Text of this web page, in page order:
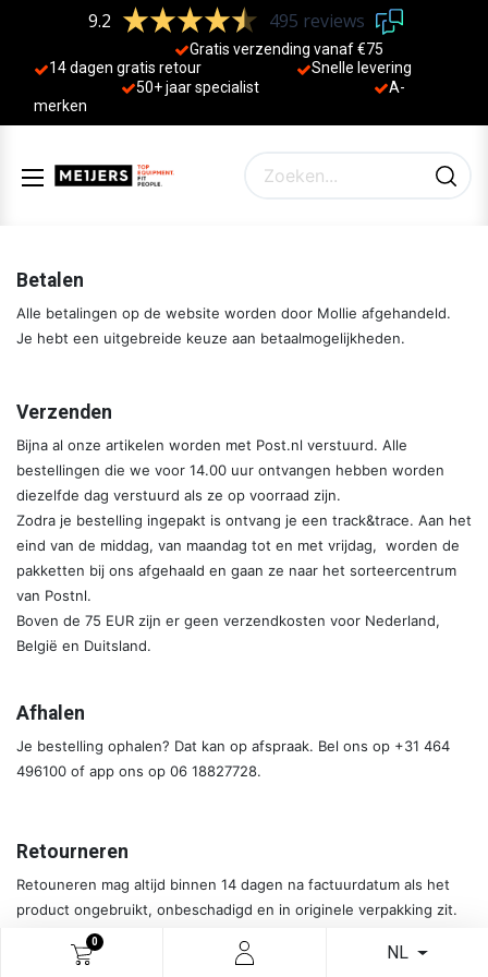
0
NL
9.2 495 reviews
Gratis verzending vanaf €75
14 dagen gratis retour
Sne lle levering
50+ jaar specialist
A-
merken
Beta​len
Alle betalingen op de website worden door Mollie afgehandeld.
Je hebt een uitgebreide keuze aan betaalmogelijkheden.
Verzenden
Bijna al onze artikelen worden met Post.nl verstuurd. Alle
bestellingen die we voor 14.00 uur ontvangen hebben worden
diezelfde dag verstuurd als ze op voorraad zijn.
Zodra je bestelling ingepakt is ontvang je een track&trace. Aan het
eind van de middag, van maandag tot en met vrijdag, worden de
pakketten bij ons afgehaald en gaan ze naar het sorteercentrum
van Postnl.
Boven de 75 EUR zijn er geen verzendkosten voor Nederland,
België en Duitsland.
Afhalen
Je bestelling ophalen? Dat kan op afspraak. Bel ons op +31 464
496100 of app ons op 06 18827728.
Retourneren
Retouneren mag altijd binnen 14 dagen na factuurdatum als het
product ongebruikt, onbeschadigd en in originele verpakking zit.
Neem even contact met ons op zodat we je een etiket kunnen
sturen. Bel op +31 464 496100, mail naar
sales@meijers.com